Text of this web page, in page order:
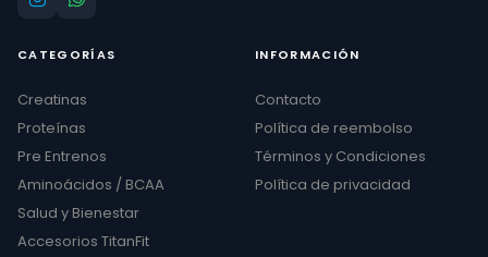
CATEGORÍAS
Creatinas
Proteínas
Pre Entrenos
Aminoácidos / BCAA
Salud y Bienestar
Accesorios TitanFit
INFORMACIÓN
Contacto
Política de reembolso
Términos y Condiciones
Política de privacidad